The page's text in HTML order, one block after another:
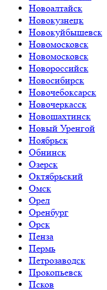
Новоалтайск
Новокузнецк
Новокуйбышевск
Новомосковск
Новомосковск
Новороссийск
Новосибирск
Новочебоксарск
Новочеркасск
Новошахтинск
Новый Уренгой
Ноябрьск
Обнинск
Озерск
Октябрьский
Омск
Орел
Оренбург
Орск
Пенза
Пермь
Петрозаводск
Прокопьевск
Псков